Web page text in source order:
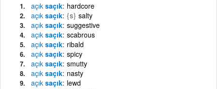
açık saçık hardcore
açık saçık {s} salty
açık saçık suggestive
açık saçık scabrous
açık saçık ribald
açık saçık spicy
açık saçık smutty
açık saçık nasty
açık saçık lewd